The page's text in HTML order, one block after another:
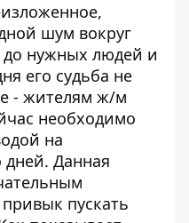
шум вокруг
до нужных людей и
его судьба не
- жителям ж/м
необходимо
на
Данная
пускать